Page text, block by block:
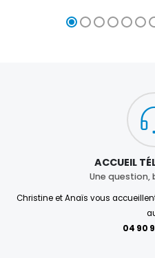
ACCUEIL
Une question,
Christine et Anaïs vous
04 90